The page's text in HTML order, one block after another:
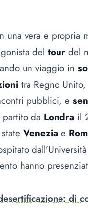
una vera e propria
del tour del
un viaggio in
tra Regno
pubblici, e
da Londra il
Venezia e
hanno
di